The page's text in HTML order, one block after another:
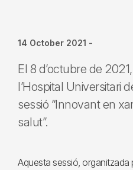
14 October 2021 -
El 8 d’octubre de
l’Hospital Universitari
sessió “Innovant en
salut”.
Aquesta sessió, organitzada